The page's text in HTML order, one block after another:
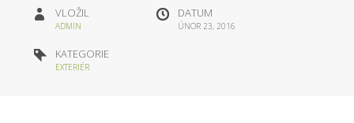
VLOŽIL
ADMIN
DATUM
ÚNOR 23, 2016
KATEGORIE
EXTERIÉR